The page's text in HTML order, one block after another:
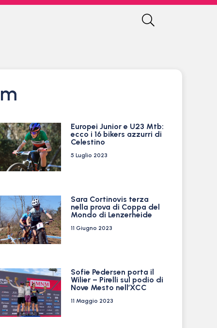
Europei Junior e U23 Mtb:
ecco i 16 bikers azzurri di
Celestino
5 Luglio 2023
Sara Cortinovis terza
nella prova di Coppa del
Mondo di Lenzerheide
11 Giugno 2023
Sofie Pedersen porta il
Wilier – Pirelli sul podio di
Nove Mesto nell’XCC
11 Maggio 2023